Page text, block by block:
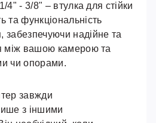
4" - 3/8" – втулка для стійки
та функціональність
надійне та
між вашою камерою та
чи опорами.
завжди
з іншими